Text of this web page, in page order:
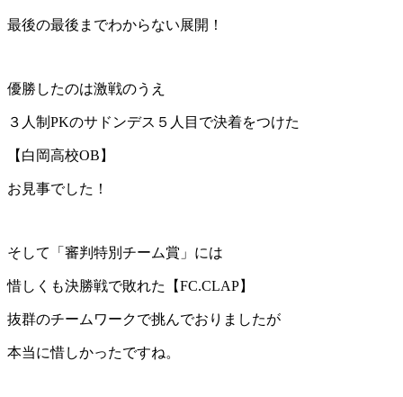
最後の最後までわからない展開！
優勝したのは激戦のうえ
３人制PKのサドンデス５人目で決着をつけた
【白岡高校OB】
お見事でした！
そして「審判特別チーム賞」には
惜しくも決勝戦で敗れた【FC.CLAP】
抜群のチームワークで挑んでおりましたが
本当に惜しかったですね。